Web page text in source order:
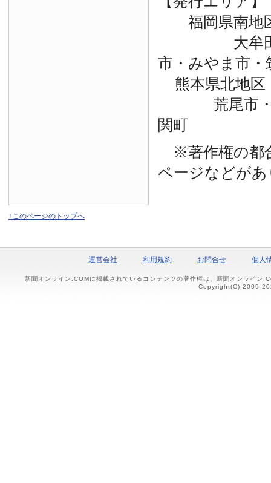
福岡県南地
大牟田市
市・みやま市・
熊本県北地区
荒尾市・玉
関町
※著作権の都
ページなどが
↑このページのトップへ
運営会社 利用規約 お問合せ 個人
新聞オンライン.COMに掲載されているコンテンツの著作権は、新聞オンライン
Copyright(C) 2009-